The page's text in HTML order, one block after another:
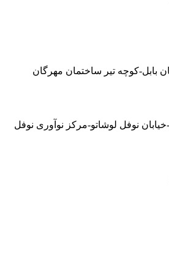
بابل-کوچه تیر ساختمان مهرگان
نوفل لوشاتو-مرکز نوآوری نوفل